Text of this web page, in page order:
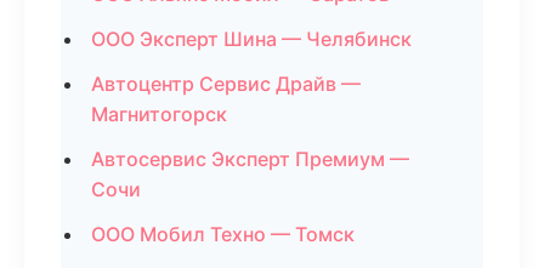
ООО Эксперт Шина — Челябинск
Автоцентр Сервис Драйв —
Магнитогорск
Автосервис Эксперт Премиум —
Сочи
ООО Мобил Техно — Томск